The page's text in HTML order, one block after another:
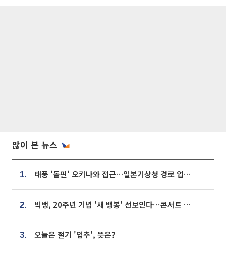
많이 본 뉴스
1. 태풍 '돌핀' 오키나와 접근…일본기상청 경로 업데이트
2. 빅뱅, 20주년 기념 '새 뱅봉' 선보인다⋯콘서트 앞두고 팝업 개최
3. 오늘은 절기 '입추', 뜻은?